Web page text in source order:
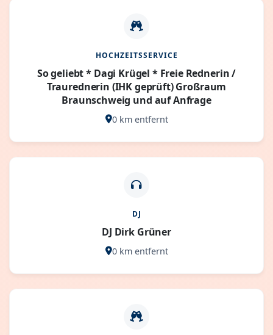
HOCHZEITSSERVICE
So geliebt * Dagi Krügel * Freie Rednerin /
Traurednerin (IHK geprüft) Großraum
Braunschweig und auf Anfrage
0 km entfernt
DJ
DJ Dirk Grüner
0 km entfernt